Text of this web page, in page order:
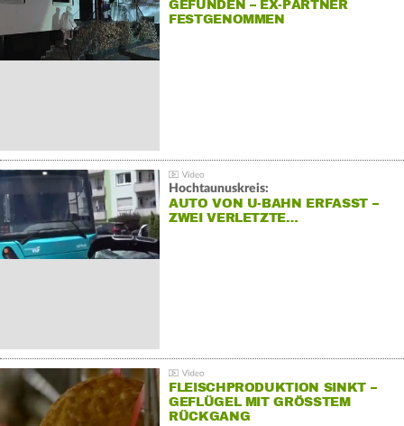
GEFUNDEN – EX-PARTNER
FESTGENOMMEN
Hochtaunuskreis:
AUTO VON U-BAHN ERFASST –
ZWEI VERLETZTE…
FLEISCHPRODUKTION SINKT –
GEFLÜGEL MIT GRÖSSTEM R
ÜCKGANG